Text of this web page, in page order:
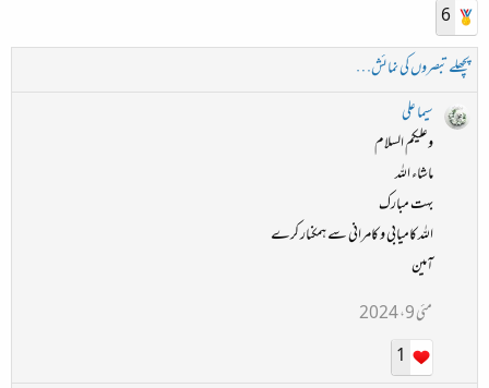
6
پچھلے تبصروں کی نمائش…
سیما علی
وعلیکم السلام
ماشاء اللہ
بہت مبارک
اللہ کامیابی و کامرانی سے ہمکنار کرے
آمین
مئی 9، 2024
1